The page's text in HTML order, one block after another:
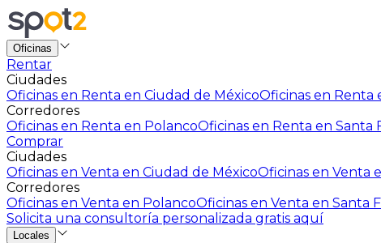
Oficinas
Rentar
Ciudades
Oficinas en Renta en Ciudad de MéxicoOficinas en Renta
Corredores
Oficinas en Renta en PolancoOficinas en Renta en Santa
Comprar
Ciudades
Oficinas en Venta en Ciudad de MéxicoOficinas en Venta
Corredores
Oficinas en Venta en PolancoOficinas en Venta en Santa
Solicita una consultoría personalizada gratis aquí
Locales